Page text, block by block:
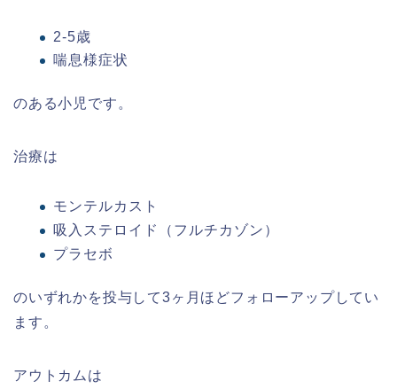
2-5歳
喘息様症状
のある小児です。
治療は
モンテルカスト
吸入ステロイド（フルチカゾン）
プラセボ
のいずれかを投与して3ヶ月ほどフォローアップしてい
ます。
アウトカムは